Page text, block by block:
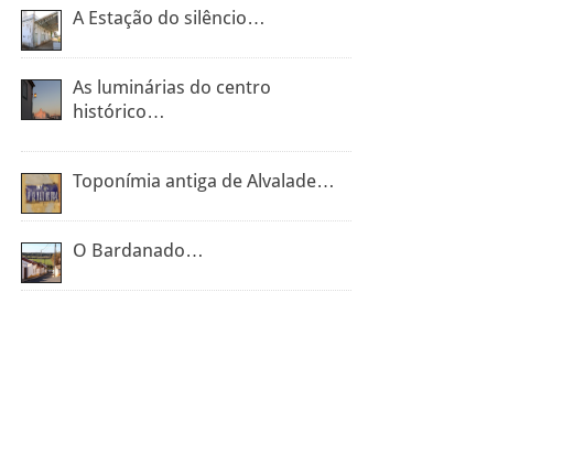
A Estação do silêncio…
As luminárias do centro
histórico…
Toponímia antiga de Alvalade…
O Bardanado…